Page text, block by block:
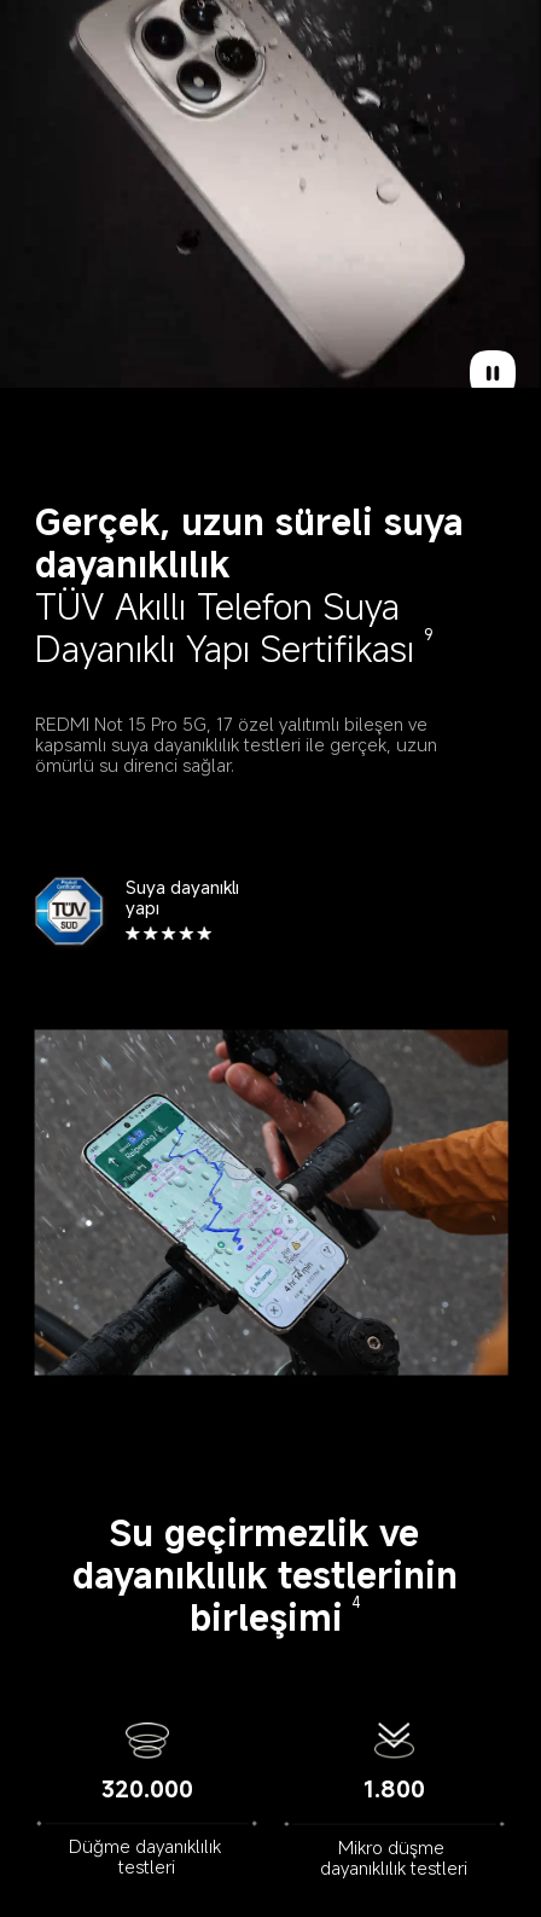
Gerçek, uzun süreli suya
dayanıklılık
TÜV Akıllı Telefon Suya
Dayanıklı Yapı Sertifikası
9
REDMI Not 15 Pro 5G, 17 özel yalıtımlı bileşen ve
kapsamlı suya dayanıklılık testleri ile gerçek, uzun
ömürlü su direnci sağlar.
Suya dayanıklı
yapı
Su geçirmezlik ve
dayanıklılık testlerinin
birleşimi
4
320.000
Düğme dayanıklılık
testleri
1.800
Mikro düşme
dayanıklılık testleri